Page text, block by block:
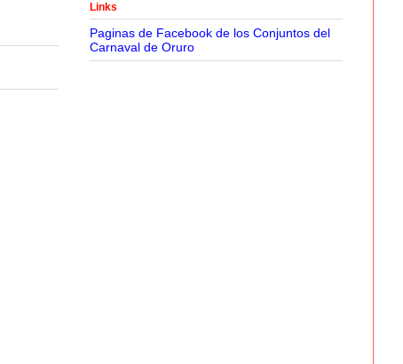
Links
Paginas de Facebook de los Conjuntos del
Carnaval de Oruro